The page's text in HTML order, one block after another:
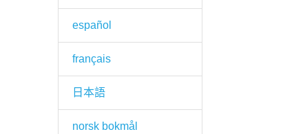
español
français
日本語
norsk bokmål